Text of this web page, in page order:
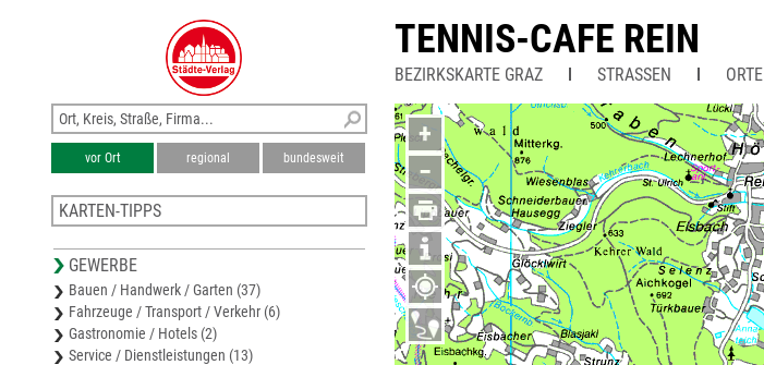
TENNIS-CAFE REIN
BEZIRKSKARTE GRAZ STRASSEN ORTE
+
−
vor Ort regional bundesweit
KARTEN-TIPPS
Stadtplan Frohnleiten
Ortsplan Seiersberg-Pirka
Stadtplan Graz
Stadtplan Voitsberg
GEWERBE
Bauen / Handwerk / Garten (37)
Fahrzeuge / Transport / Verkehr (6)
Gastronomie / Hotels (2)
Service / Dienstleistungen (13)